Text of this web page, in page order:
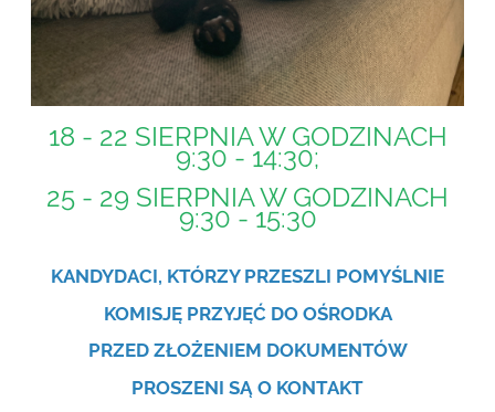
18 - 22 SIERPNIA W GODZINACH
9:30 - 14:30;
25 - 29 SIERPNIA W GODZINACH
9:30 - 15:30
KANDYDACI, KTÓRZY PRZESZLI POMYŚLNIE
KOMISJĘ PRZYJĘĆ DO OŚRODKA
PRZED ZŁOŻENIEM DOKUMENTÓW
PROSZENI SĄ O KONTAKT